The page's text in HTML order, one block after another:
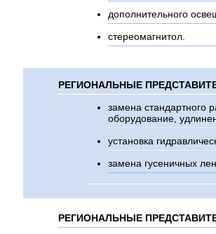
дополнительного
стереомагнитол.
РЕГИОНАЛЬНЫЕ
замена стандартного
оборудование,
установка
замена гусеничных
РЕГИОНАЛЬНЫЕ